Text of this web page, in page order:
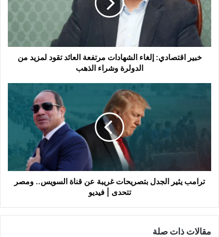
مرتفعة
العائد
تقود
لمزيد
من
الدولرة
خبير اقتصادي: إلغاء الشهادات مرتفعة العائد تقود لمزيد من
الدولرة وشراء الذهب
ومصر
تتحدى
ترامب يثير الجدل بتصريحات غريبة عن قناة السويس.. ومصر
تتحدى | فيديو
مقالات ذات صلة